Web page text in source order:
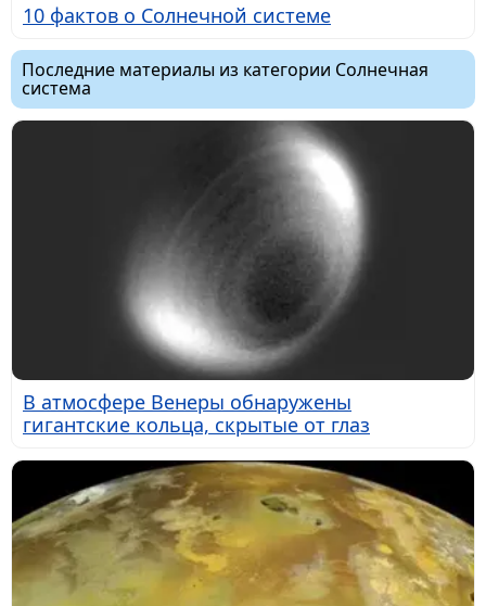
10 фактов о Солнечной системе
Последние материалы из категории Солнечная
система
В атмосфере Венеры обнаружены
гигантские кольца, скрытые от глаз